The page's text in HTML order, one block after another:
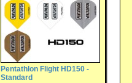
Pentathlon Flight HD150 -
Standard